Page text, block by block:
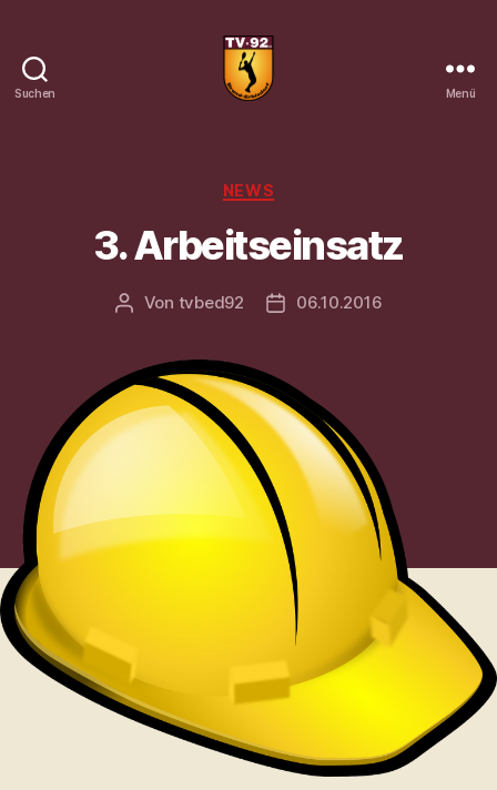
Suchen
92
V.
Menü
Kategorien
NEWS
3. Arbeitseinsatz
Beitragsautor
Von tvbed92 Veröffentlichungsdatum
06.10.2016